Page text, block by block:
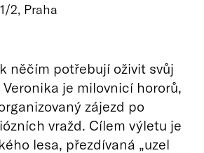
2, Praha
něčím potřebují oživit svůj
je milovnicí hororů,
zájezd po
vražd. Cílem výletu je
lesa, přezdívaná „uzel